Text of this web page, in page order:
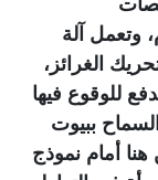
وتعمل آلة
الغرائز،
للوقوع فيها
ببيوت
أمام نموذج